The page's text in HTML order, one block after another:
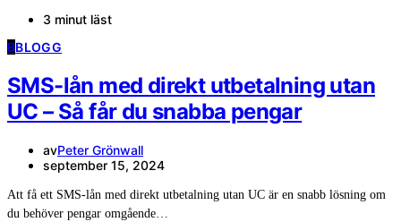
3 minut läst
BBLOGG
SMS-lån med direkt utbetalning utan
UC – Så får du snabba pengar
avPeter Grönwall
september 15, 2024
Att få ett SMS-lån med direkt utbetalning utan UC är en snabb lösning om
du behöver pengar omgående…